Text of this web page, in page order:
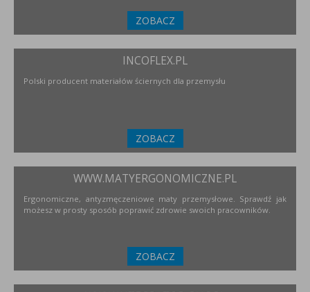
ZOBACZ
INCOFLEX.PL
Polski producent materiałów ściernych dla przemysłu
ZOBACZ
WWW.MATYERGONOMICZNE.PL
Ergonomiczne, antyzmęczeniowe maty przemysłowe. Sprawdź jak
możesz w prosty sposób poprawić zdrowie swoich pracowników.
ZOBACZ